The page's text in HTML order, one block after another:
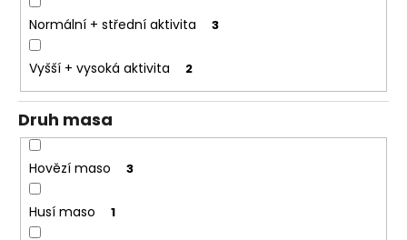
Normální + střední aktivita 3
Vyšší + vysoká aktivita 2
Druh masa
Hovězí maso 3
Husí maso 1
o
p
o
u
č
u
m